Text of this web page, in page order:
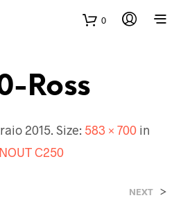
0
Ross
2015. Size: 583 × 700in
C250
NEXT >